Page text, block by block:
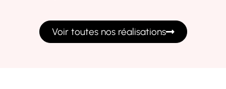
Voir toutes nos réalisations